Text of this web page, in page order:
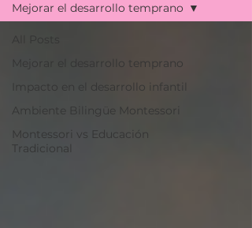
Mejorar el desarrollo temprano
Impacto en el desarrollo infantil
Ambiente Bilingüe Montessori
Montessori vs Educación
Tradicional
Mejorar el desarrollo temprano